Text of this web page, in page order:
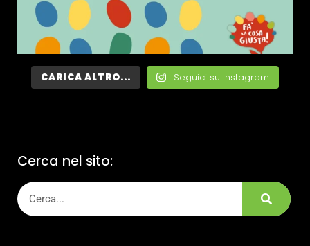
CARICA ALTRO... Seguici su Instagram
Cerca nel sito: